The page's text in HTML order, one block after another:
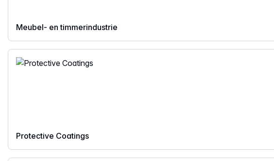
Meubel- en timmerindustrie
Protective Coatings